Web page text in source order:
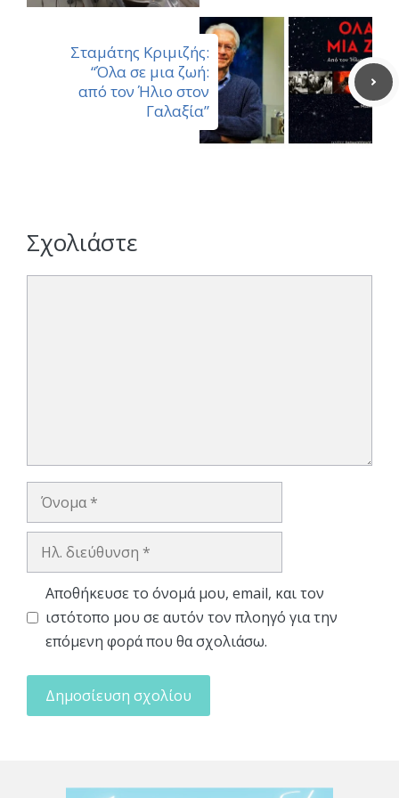
Σταμάτης Κριμιζής:
“Όλα σε μια ζωή:
από τον Ήλιο στον
Γαλαξία”
Σχολιάστε
Όνομα
Ηλ.
Αποθήκευσε το όνομά μου, email, και τον
ιστότοπο μου σε αυτόν τον πλοηγό για την
επόμενη φορά που θα σχολιάσω.